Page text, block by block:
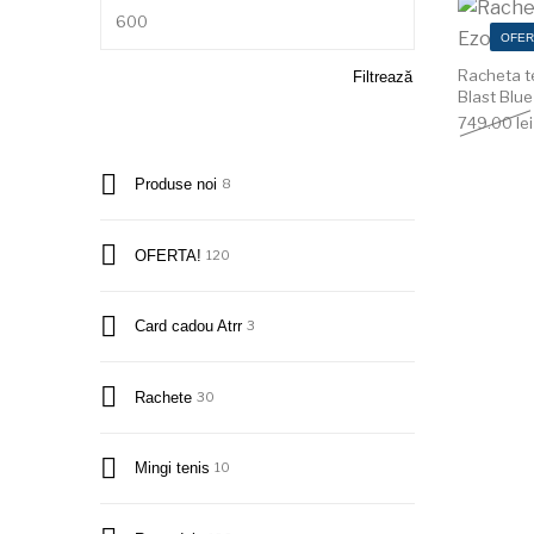
Filtrează
Produse noi 8
OFERTA! 120
Card cadou Atrr 3
Rachete 30
Mingi tenis 10
Racheta
Blast
749.00lei